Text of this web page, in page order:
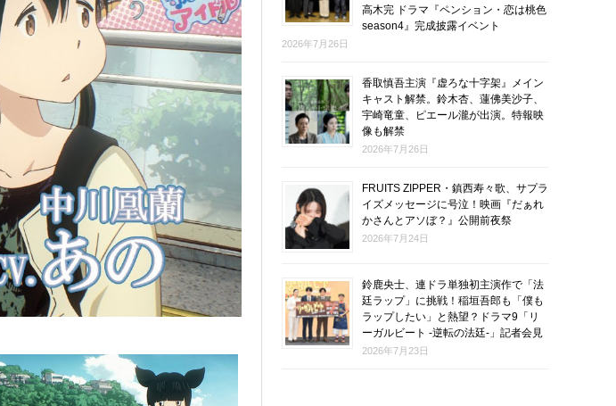
高木完 ドラマ『ペンション・恋は桃色
season4』完成披露イベント
2026年7月26日
香取慎吾主演『虚ろな十字架』メイン
キャスト解禁。鈴木杏、蓮佛美沙子、
宇崎竜童、ピエール瀧が出演。特報映
像も解禁
2026年7月26日
FRUITS ZIPPER・鎮西寿々歌、サプラ
イズメッセージに号泣！映画『だぁれ
かさんとアソぼ？』公開前夜祭
2026年7月24日
鈴鹿央士、連ドラ単独初主演作で「法
廷ラップ」に挑戦！稲垣吾郎も「僕も
ラップしたい」と熱望？ドラマ9「リ
ーガルビート -逆転の法廷-」記者会見
2026年7月23日